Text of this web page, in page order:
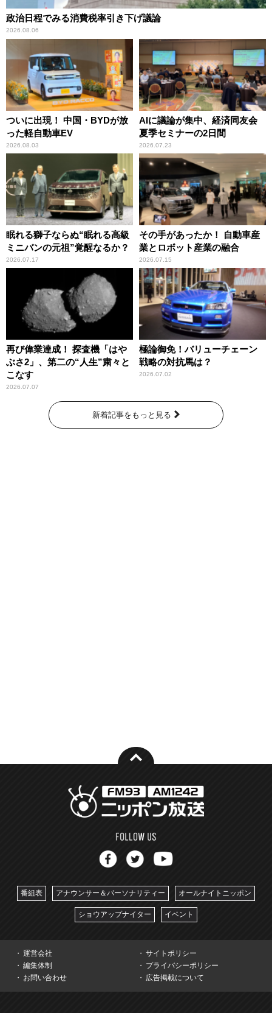
政治日程でみる消費税率引き下げ議論
2026.08.06
ついに出現！ 中国・BYDが放
った軽自動車EV
2026.08.03
AIに議論が集中、経済同友会
夏季セミナーの2日間
2026.07.23
眠れる獅子ならぬ“眠れる高級
ミニバンの元祖”覚醒なるか？
2026.07.17
その手があったか！ 自動車産
業とロボット産業の融合
2026.07.15
再び偉業達成！ 探査機「はや
ぶさ2」、第二の“人生”粛々と
こなす
2026.07.07
極論御免！バリューチェーン
戦略の対抗馬は？
2026.07.02
新着記事をもっと見る
番組表 アナウンサー＆パーソナリティー オールナイトニッポン
ショウアップナイター イベント
運営会社
サイトポリシー
編集体制
プライバシーポリシー
お問い合わせ
広告掲載について